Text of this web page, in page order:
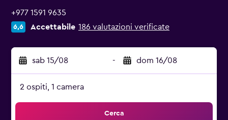
+977 1591 9635
6,6 Accettabile 186 valutazioni verificate
sab 15/08 - dom 16/08
2 ospiti, 1 camera
Cerca